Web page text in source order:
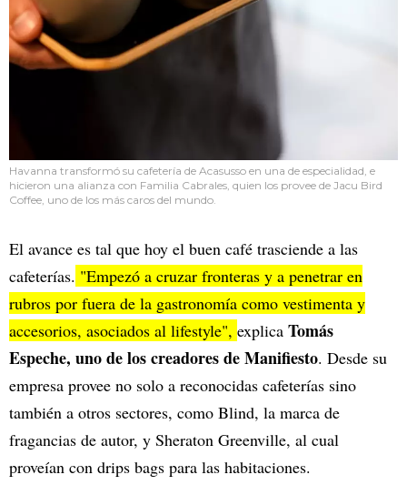
Havanna transformó su cafetería de Acasusso en una de especialidad, e
hicieron una alianza con Familia Cabrales, quien los provee de Jacu Bird
Coffee, uno de los más caros del mundo.
El avance es tal que hoy el buen café trasciende a las
cafeterías. "Empezó a cruzar fronteras y a penetrar en
rubros por fuera de la gastronomía como vestimenta y
accesorios, asociados al lifestyle", explica Tomás
Espeche, uno de los creadores de Manifiesto. Desde su
empresa provee no solo a reconocidas cafeterías sino
también a otros sectores, como Blind, la marca de
fragancias de autor, y Sheraton Greenville, al cual
proveían con drips bags para las habitaciones.